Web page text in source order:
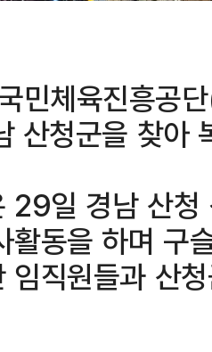
민체육진흥공
산청군을 찾아
29일 경남 산
활동을 하며 구
임직원들과 산